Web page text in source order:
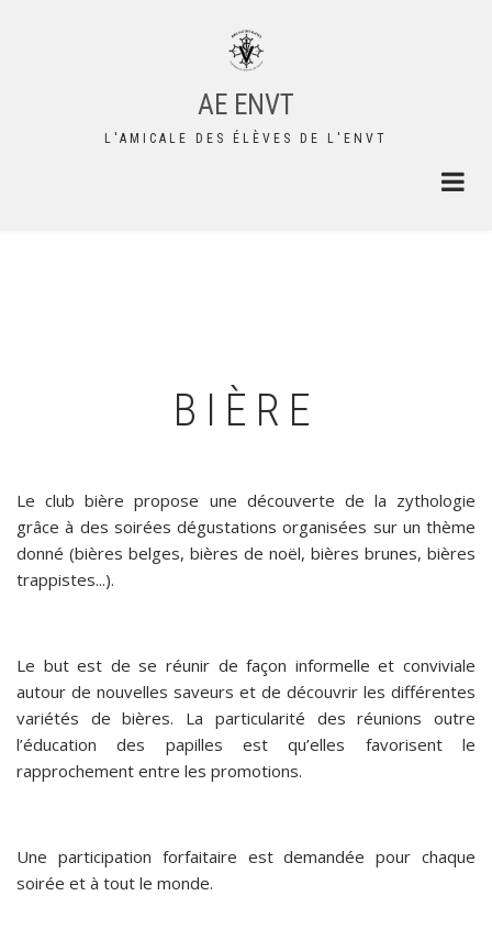
AE ENVT
L'AMICALE DES ÉLÈVES DE L'ENVT
BIÈRE
Le club bière propose une découverte de la zythologie
grâce à des soirées dégustations organisées sur un thème
donné (bières belges, bières de noël, bières brunes, bières
trappistes...).
Le but est de se réunir de façon informelle et conviviale
autour de nouvelles saveurs et de découvrir les différentes
variétés de bières. La particularité des réunions outre
l’éducation des papilles est qu’elles favorisent le
rapprochement entre les promotions.
Une participation forfaitaire est demandée pour chaque
soirée et à tout le monde.